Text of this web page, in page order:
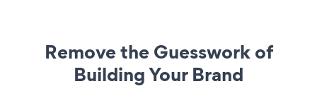
Remove the Guesswork of
Building Your Brand